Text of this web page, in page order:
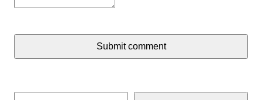
Submit comment
Tìm kiếm